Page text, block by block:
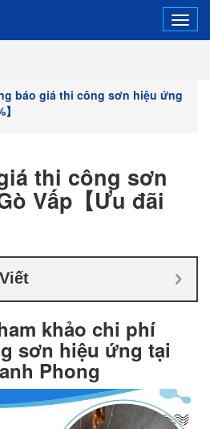
báo giá thi công sơn hiệu ứng
thi công sơn
Vấp【Ưu đãi
khảo chi phí
sơn hiệu ứng tại
Phong